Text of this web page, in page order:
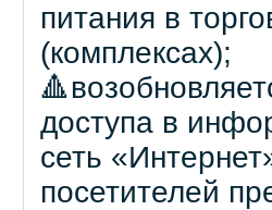
питания в
(комплексах);
доступа в
сеть
посетителей